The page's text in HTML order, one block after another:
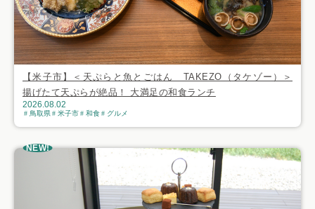
【米子市】＜天ぷらと魚とごはん TAKEZO（タケゾー）＞
揚げたて天ぷらが絶品！ 大満足の和食ランチ
2026.08.02
鳥取県 米子市 和食 グルメ
NEW!